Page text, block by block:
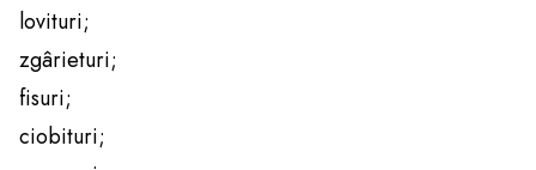
lovituri;
zgârieturi;
fisuri;
ciobituri;